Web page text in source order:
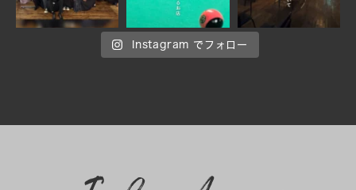
Instagram でフォロー